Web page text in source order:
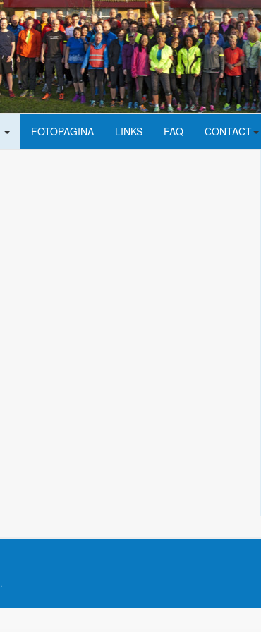
FOTOPAGINA LINKS FAQ CONTACT
.